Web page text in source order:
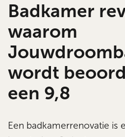
Badkamer
waarom
wordt
een 9,8
Een badkamerrenovatie is